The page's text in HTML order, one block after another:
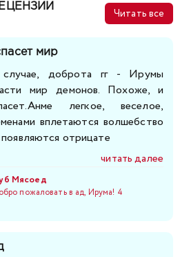
Читать все
мир
доброта гг - Ирумы
мир демонов. Похоже, и
легкое, веселое,
вплетаются волшебство
отрицате
читать далее
Мясоед
пожаловать в ад, Ирума! 4